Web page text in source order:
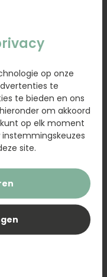
tekst
Momentje
manier weten
kaars is
en verspreidt een
In de
op onze
te
te bieden en ons
om akkoord
kunt op elk moment
site.